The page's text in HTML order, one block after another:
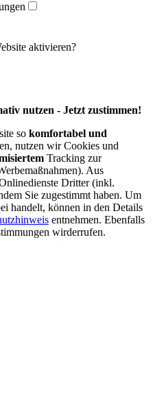
aktivieren?
nutzen - Jetzt zustimmen!
so komfortabel und
nutzen wir Cookies und
Tracking zur
Aus
Dritter (inkl.
Sie zugestimmt haben. Um
handelt, können in den Details
entnehmen. Ebenfalls
wirderrufen.